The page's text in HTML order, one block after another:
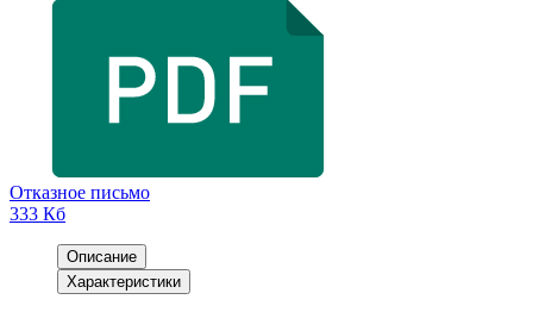
Отказное письмо
333 Кб
Описание
Характеристики